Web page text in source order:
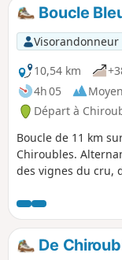
Boucle
Visorandonneur
10,54 km
4h 05
Départ à
Boucle de 11 km
Chiroubles.
des vignes du cru,
De